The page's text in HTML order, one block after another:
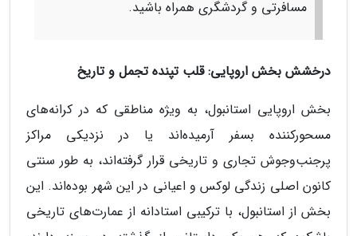
مسافرتی و گردشگری همراه باشید.
درخشش بخش اروپایی: قلب تپنده تجمل و تاریخ
بخش اروپایی استانبول، به ویژه مناطقی که در کرانه‌های
مسحورکننده بسفر آرمیده‌اند یا در نزدیکی مراکز
پرجنب‌وجوش تجاری و تاریخی قرار گرفته‌اند، به طور سنتی
کانون اصلی زندگی لوکس و اعیانی در این شهر بوده‌اند. این
بخش از استانبول، با ترکیبی استادانه از عمارت‌های تاریخی